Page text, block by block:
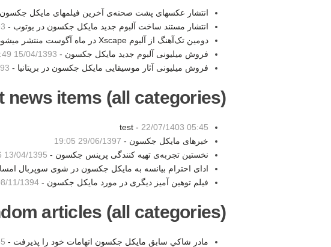
انتشار عکسهای پشت صحنه‌ی آخرین فیلمهای مایکل
انتشار مستند ساخت آلبوم جدید مایکل جکسون در یوتوب -
دومین تک‌آهنگ از آلبوم Xscape در ماه آگوست منتشر میشود -
فروش میلیونی آلبوم جدید مایکل جکسون - 15/04/1393 12:49
فروش میلیونی آثار موسیقایی مایکل جکسون در بریتانیا -
news items (all categories):
test - 22/07/1403 05:45
خبرهای مایکل جکسون - 29/06/1397 19:05
نخستین تجربه‌ی تهیه کنندگی پرینس جکسون - 13/04/1395 20:06
ادای احترام بیانسه به مایکل جکسون در شوی سوپربال
فیلم توهین آمیز دیگری در مورد مایکل جکسون -11/1394 15:38
articles (all categories):
مادر شاكي سابق مايكل جكسون اتهامات خود را پذيرفت -